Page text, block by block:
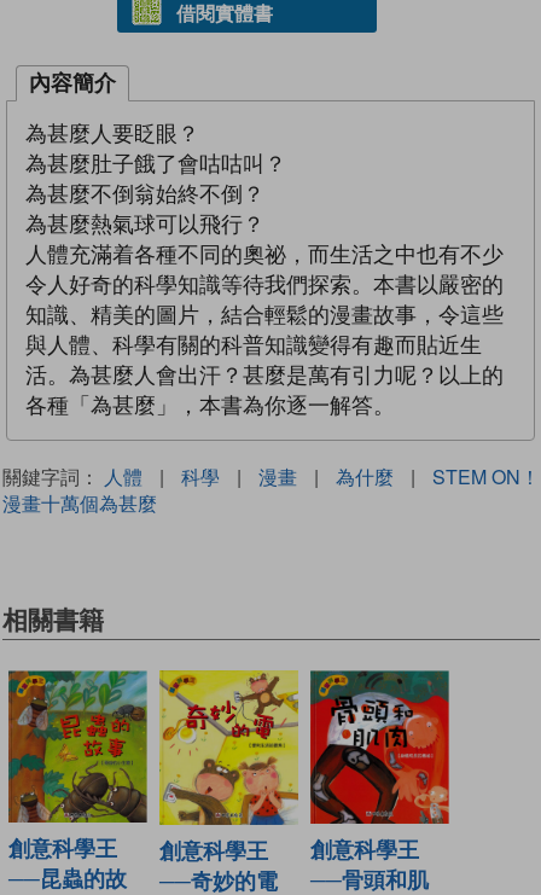
借閱實體書
內容簡介
為甚麼人要眨眼？
為甚麼肚子餓了會咕咕叫？
為甚麼不倒翁始終不倒？
為甚麼熱氣球可以飛行？
人體充滿着各種不同的奧祕，而生活之中也有不少
令人好奇的科學知識等待我們探索。本書以嚴密的
知識、精美的圖片，結合輕鬆的漫畫故事，令這些
與人體、科學有關的科普知識變得有趣而貼近生
活。為甚麼人會出汗？甚麼是萬有引力呢？以上的
各種「為甚麼」，本書為你逐一解答。
關鍵字詞： 人體 | 科學 | 漫畫 | 為什麼 |
STEM ON！
漫畫十萬個為甚麼
相關書籍
創意科學王
──昆蟲的故
創意科學王
──奇妙的電
創意科學王
──骨頭和肌